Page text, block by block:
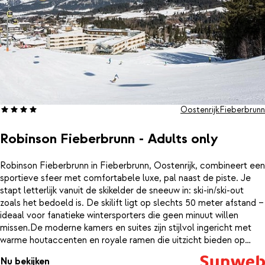
Robinson Fieberbrunn - Adults only
OostenrijkFieberbrunn
Robinson Fieberbrunn in Fieberbrunn, Oostenrijk, combineert een
sportieve sfeer met comfortabele luxe, pal naast de piste. Je
stapt letterlijk vanuit de skikelder de sneeuw in: ski-in/ski-out
zoals het bedoeld is. De skilift ligt op slechts 50 meter afstand –
ideaal voor fanatieke wintersporters die geen minuut willen
missen.De moderne kamers en suites zijn stijlvol ingericht met
warme houtaccenten en royale ramen die uitzicht bieden op
besneeuwde bergen of zonnige dalen. De inrichting is strak maar
Nu bekijken